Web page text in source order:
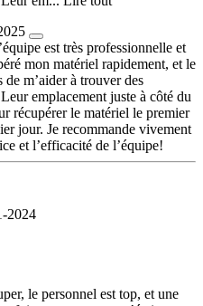
est très professionnelle et
mon matériel rapidement, et le
m’aider à trouver des
emplacement juste à côté du
récupérer le matériel le premier
jour. Je recommande vivement
et l’efficacité de l’équipe!
2024
le personnel est top, et une